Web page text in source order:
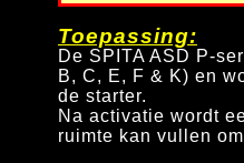
Toepassing:
De SPITA ASD P-
B, C, E, F & K) en
de starter.
Na activatie wordt
ruimte kan vullen